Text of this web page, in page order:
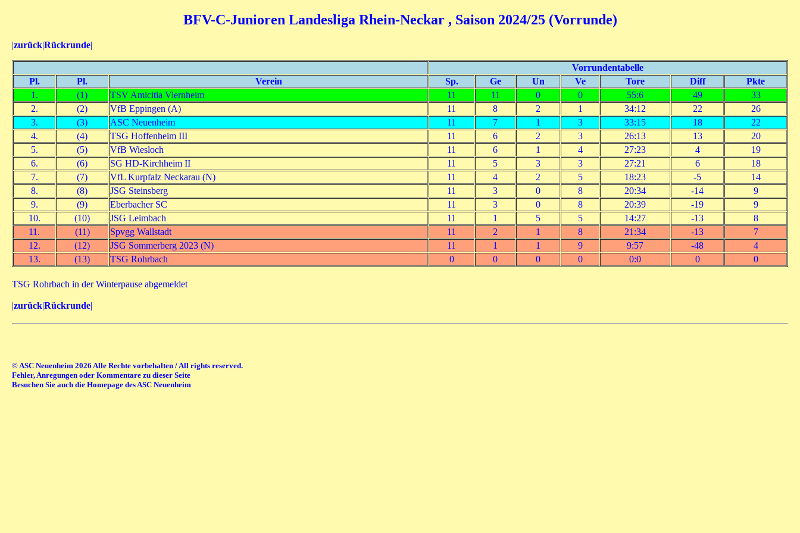
BFV-C-Junioren Landesliga Rhein-Neckar , Saison 2024/25 (Vorrunde)
|zurück|Rückrunde|
Vorrundentabelle
Pl.
Pl. Verein Sp. Ge Un Ve Tore Diff
Pkte
1.
(1) TSV Amicitia Viernheim 11 11 0 0 55:6 49
33
2.
(2) VfB Eppingen (A) 11 8 2 1 34:12 22
26
3.
(3) ASC Neuenheim 11 7 1 3 33:15 18
22
4.
(4) TSG Hoffenheim III 11 6 2 3 26:13 13
20
5.
(5) VfB Wiesloch 11 6 1 4 27:23 4
19
6.
(6) SG HD-Kirchheim II 11 5 3 3 27:21 6
18
7.
(7) VfL Kurpfalz Neckarau (N) 11 4 2 5 18:23 -5
14
8.
(8) JSG Steinsberg 11 3 0 8 20:34 -14
9
9.
(9) Eberbacher SC 11 3 0 8 20:39 -19
9
10.
(10) JSG Leimbach 11 1 5 5 14:27 -13
8
11.
(11) Spvgg Wallstadt 11 2 1 8 21:34 -13
7
12.
(12) JSG Sommerberg 2023 (N) 11 1 1 9 9:57 -48
4
13.
(13) TSG Rohrbach 0 0 0 0 0:0 0 0
TSG Rohrbach in der Winterpause abgemeldet
|zurück|Rückrunde|
© ASC Neuenheim 2026 Alle Rechte vorbehalten / All rights reserved.
Fehler, Anregungen oder Kommentare zu dieser Seite
Besuchen Sie auch die Homepage des ASC Neuenheim